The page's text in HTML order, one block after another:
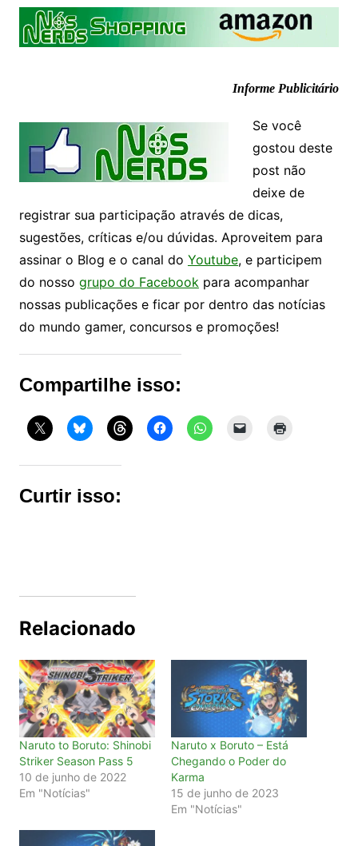
Informe Publicitário
Se você
gostou deste
post não
deixe de
registrar sua participação através de dicas,
sugestões, críticas e/ou dúvidas. Aproveitem para
assinar o Blog e o canal do Youtube, e participem
do nosso grupo do Facebook para acompanhar
nossas publicações e ficar por dentro das notícias
do mundo gamer, concursos e promoções!
Compartilhe isso:
Curtir isso:
Relacionado
Naruto to Boruto: Shinobi
Striker Season Pass 5
10 de junho de 2022
Em "Notícias"
Naruto x Boruto – Está
Chegando o Poder do
Karma
15 de junho de 2023
Em "Notícias"